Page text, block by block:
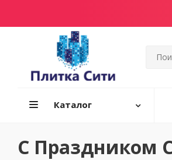
Каталог
С Праздником